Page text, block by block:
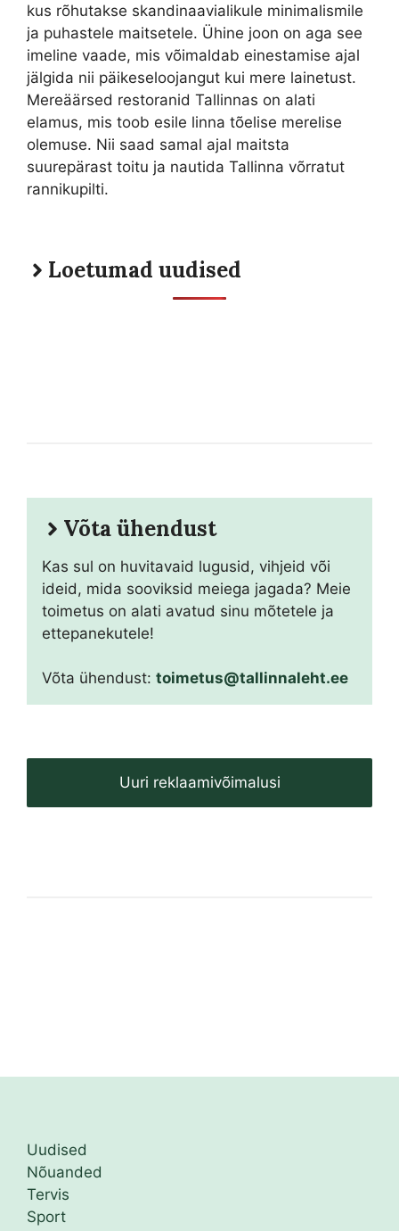
kus rõhutakse skandinaavialikule minimalismile
ja puhastele maitsetele. Ühine joon on aga see
imeline vaade, mis võimaldab einestamise ajal
jälgida nii päikeseloojangut kui mere lainetust.
Mereäärsed restoranid Tallinnas on alati
elamus, mis toob esile linna tõelise merelise
olemuse. Nii saad samal ajal maitsta
suurepärast toitu ja nautida Tallinna võrratut
rannikupilti.
Loetumad uudised
Võta ühendust
Kas sul on huvitavaid lugusid, vihjeid või
ideid, mida sooviksid meiega jagada? Meie
toimetus on alati avatud sinu mõtetele ja
ettepanekutele!
Võta ühendust: toimetus@tallinnaleht.ee
Uuri reklaamivõimalusi
Uudised
Nõuanded
Tervis
Sport